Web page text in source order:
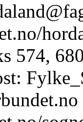
574,